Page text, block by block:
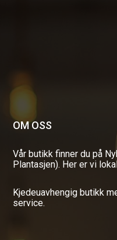
OM OSS
Vår butikk finner du på
Plantasjen). Her er vi
Kjedeuavhengig butikk
service.